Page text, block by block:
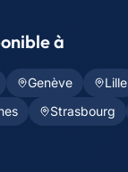
à
Genève Lille
Strasbourg